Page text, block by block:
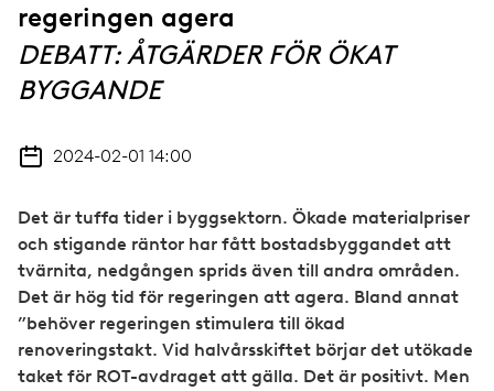
regeringen agera
DEBATT: ÅTGÄRDER FÖR ÖKAT
BYGGANDE
2024-02-01 14:00
Det är tuffa tider i byggsektorn. Ökade materialpriser
och stigande räntor har fått bostadsbyggandet att
tvärnita, nedgången sprids även till andra områden.
Det är hög tid för regeringen att agera. Bland annat
”behöver regeringen stimulera till ökad
renoveringstakt. Vid halvårsskiftet börjar det utökade
taket för ROT-avdraget att gälla. Det är positivt. Men